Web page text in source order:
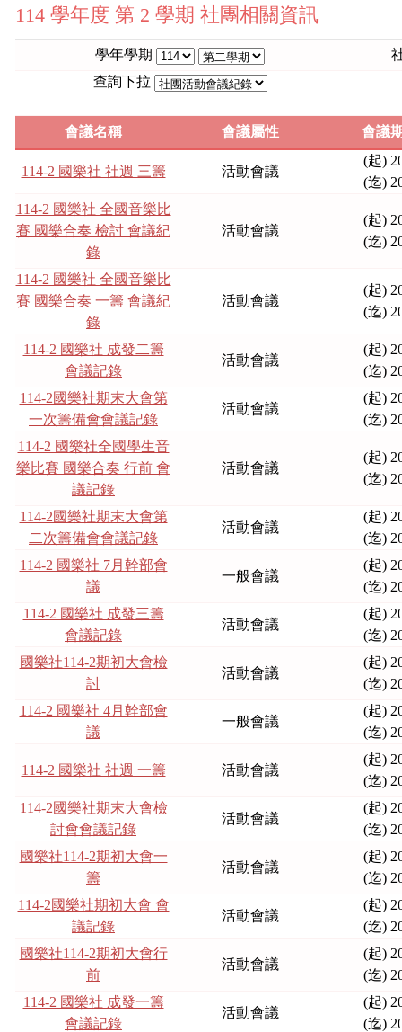
114 學年度 第 2 學期 社團相關資訊
學年學期
查詢下拉
會議名稱 會議屬性 會議
114-2 國樂社 社週 三籌 活動會議
(起)
(迄)
114-2 國樂社 全國音樂比
賽 國樂合奏 檢討 會議紀
錄
活動會議
(起)
(迄)
114-2 國樂社 全國音樂比
賽 國樂合奏 一籌 會議紀
錄
活動會議
(起)
(迄)
114-2 國樂社 成發二籌
會議記錄
活動會議
(起)
(迄)
114-2國樂社期末大會第
一次籌備會會議記錄
活動會議
(起)
(迄)
114-2 國樂社全國學生音
樂比賽 國樂合奏 行前 會
議記錄
活動會議
(起)
(迄)
114-2國樂社期末大會第
二次籌備會會議記錄
活動會議
(起)
(迄)
114-2 國樂社 7月幹部會
議
一般會議
(起)
(迄)
114-2 國樂社 成發三籌
會議記錄
活動會議
(起)
(迄)
國樂社114-2期初大會檢
討
活動會議
(起)
(迄)
114-2 國樂社 4月幹部會
議
一般會議
(起)
(迄)
114-2 國樂社 社週 一籌 活動會議
(起)
(迄)
114-2國樂社期末大會檢
討會會議記錄
活動會議
(起)
(迄)
國樂社114-2期初大會一
籌
活動會議
(起)
(迄)
114-2國樂社期初大會 會
議記錄
活動會議
(起)
(迄)
國樂社114-2期初大會行
前
活動會議
(起)
(迄)
114-2 國樂社 成發一籌
會議記錄
活動會議
(起)
(迄)